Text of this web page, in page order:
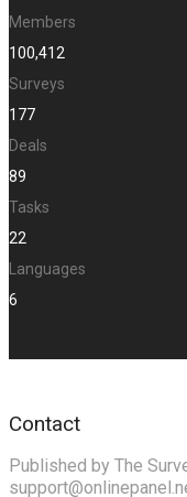
Members
100,412
Surveys
177
Deals
89
Tasks
22
Languages
6
Contact
Published by The